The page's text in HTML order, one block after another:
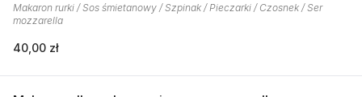
Makaron rurki / Sos śmietanowy / Szpinak / Pieczarki / Czosnek / Ser
mozzarella
40,00 zł